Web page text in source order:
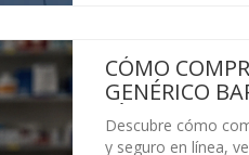
CÓMO
GENÉRICO
LÍNEA
Descubre cómo
y seguro en línea,